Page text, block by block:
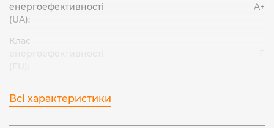
енергоефективності
(UA):
А+
Клас
Всі характеристики